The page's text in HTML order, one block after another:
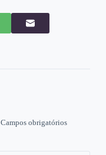
Campos obrigatórios